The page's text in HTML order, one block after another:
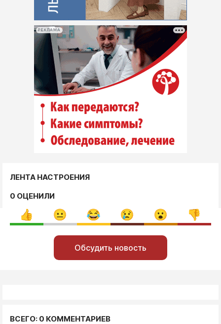
РЕКЛАМА
ЛЕНТА НАСТРОЕНИЯ
0 ОЦЕНИЛИ
Обсудить новость
ВСЕГО: 0 КОММЕНТАРИЕВ